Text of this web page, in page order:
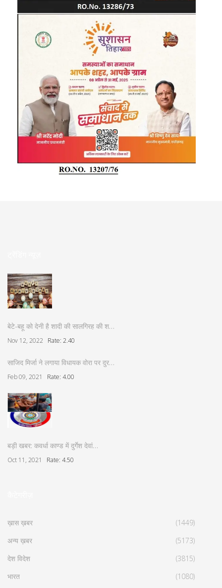
बेटे-बहू को देनी है शादी की सालगिरह की श…
Nov 12, 2022 Rate: 2.40
साजिद मिर्जा ने लगाया विधायक वोरा पर दुर…
Feb 09, 2021 Rate: 4.00
बड़ी खबर: कवर्धा काण्ड में दुर्गेश देवां…
Oct 11, 2021 Rate: 4.50
ख़ास ख़बर
(1449)
अन्य ख़बर
(5173)
देश विदेश
(3815)
भारत
(1080)